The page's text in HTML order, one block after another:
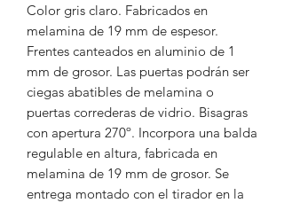
Color gris claro. Fabricados en
melamina de 19 mm de espesor.
Frentes canteados en aluminio de 1
mm de grosor. Las puertas podrán ser
ciegas abatibles de melamina o
puertas correderas de vidrio. Bisagras
con apertura 270º. Incorpora una balda
regulable en altura, fabricada en
melamina de 19 mm de grosor. Se
entrega montado con el tirador en la